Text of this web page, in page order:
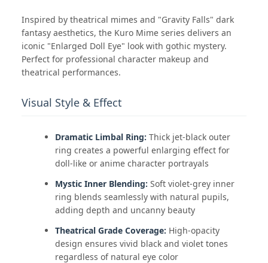
Inspired by theatrical mimes and "Gravity Falls" dark
fantasy aesthetics, the Kuro Mime series delivers an
iconic "Enlarged Doll Eye" look with gothic mystery.
Perfect for professional character makeup and
theatrical performances.
Visual Style & Effect
Dramatic Limbal Ring: Thick jet-black outer
ring creates a powerful enlarging effect for
doll-like or anime character portrayals
Mystic Inner Blending: Soft violet-grey inner
ring blends seamlessly with natural pupils,
adding depth and uncanny beauty
Theatrical Grade Coverage: High-opacity
design ensures vivid black and violet tones
regardless of natural eye color